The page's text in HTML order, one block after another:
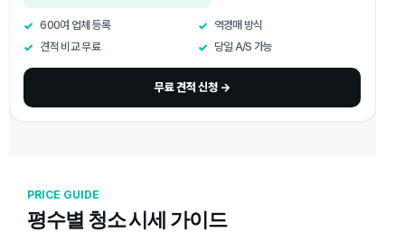
600여 업체 등록
역경매 방식
견적 비교 무료
당일 A/S 가능
무료 견적 신청 →
PRICE GUIDE
평수별 청소 시세 가이드